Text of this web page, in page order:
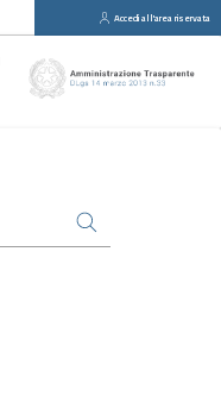
Accedi all'area riservata